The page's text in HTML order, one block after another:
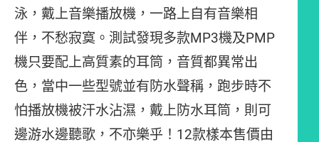
泳，戴上音樂播放機，一路上自有音樂相
伴，不愁寂寞。測試發現多款MP3機及PMP
機只要配上高質素的耳筒，音質都異常出
色，當中一些型號並有防水聲稱，跑步時不
怕播放機被汗水沾濕，戴上防水耳筒，則可
邊游水邊聽歌，不亦樂乎！12款樣本售價由